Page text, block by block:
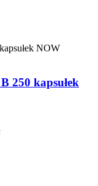
250 kapsułek